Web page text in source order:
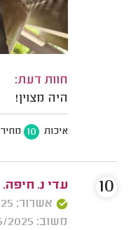
חוות דעת:
היה מצוין!
איכות 10 מחיר
עדי נ. חיפה.
אשרור: 06/07/2025
משוב: 07/05/2025
10